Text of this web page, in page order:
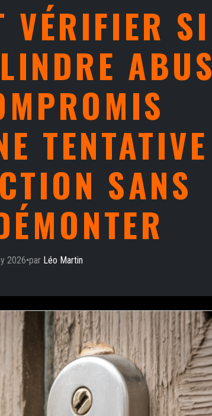
VÉRIFIER SI
ABUS
TENTATIVE
SANS
2026•par Léo Martin